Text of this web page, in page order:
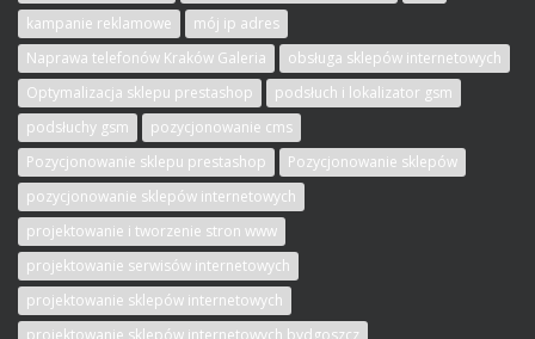
kampanie reklamowe
mój ip adres
Naprawa telefonów Kraków Galeria
obsługa sklepów internetowych
Optymalizacja sklepu prestashop
podsłuch i lokalizator gsm
podsłuchy gsm
pozycjonowanie cms
Pozycjonowanie sklepu prestashop
Pozycjonowanie sklepów
pozycjonowanie sklepów internetowych
projektowanie i tworzenie stron www
projektowanie serwisów internetowych
projektowanie sklepów internetowych
projektowanie sklepów internetowych bydgoszcz